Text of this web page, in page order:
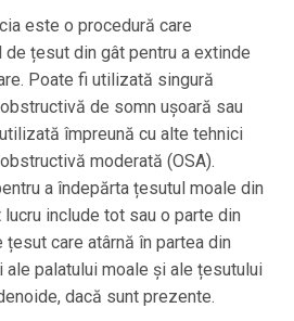
este o procedură care
țesut din gât pentru a extinde
Poate fi utilizată singură
de somn ușoară sau
împreună cu alte tehnici
moderată (OSA).
a îndepărta țesutul moale din
lucru include tot sau o parte din
care atârnă în partea din
ale palatului moale și ale țesutului
dacă sunt prezente.